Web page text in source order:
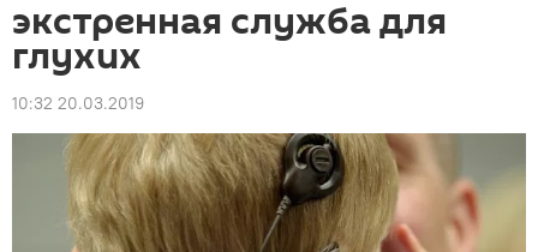
экстренная служба для
глухих
10:32 20.03.2019